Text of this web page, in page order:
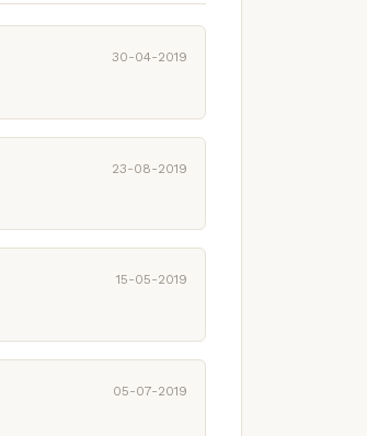
30-04-2019
23-08-2019
15-05-2019
05-07-2019